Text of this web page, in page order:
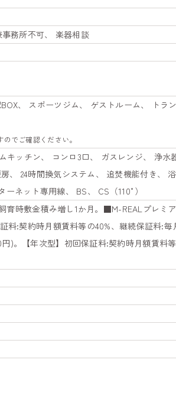
務所不可、 楽器相談
、 スポーツジム、 ゲストルーム、 トラ
でご確認ください。
キッチン、 コンロ3口、 ガスレンジ、 浄水
、 24時間換気システム、 追焚機能付き、
ネット専用線、 BS、 CS（110°）
時敷金積み増し1か月。■M-REALプレミ
:契約時月額賃料等の40%、継続保証料:毎
【年次型】初回保証料:契約時月額賃料